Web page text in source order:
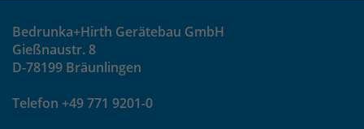
Bedrunka+Hirth Gerätebau GmbH
Gießnaustr. 8
D-78199 Bräunlingen
Telefon +49 771 9201-0